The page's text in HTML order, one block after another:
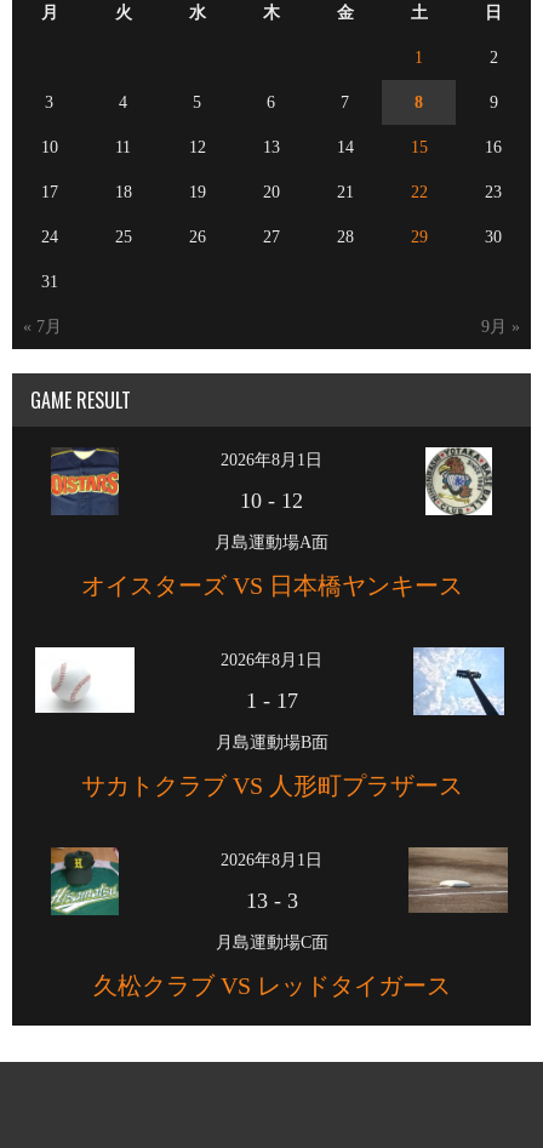
月 火 水 木 金 土 日
« 7月 9月 »
1 2
3 4 5 6 7 8 9
10 11 12 13 14 15 16
17 18 19 20 21 22 23
24 25 26 27 28 29 30
31
GAME RESULT
2026年8月1日
10 - 12
月島運動場A面
オイスターズ VS 日本橋ヤンキース
2026年8月1日
1 - 17
月島運動場B面
サカトクラブ VS 人形町プラザース
2026年8月1日
13- 3
月島運動場C面
久松クラブ VS レッドタイガース